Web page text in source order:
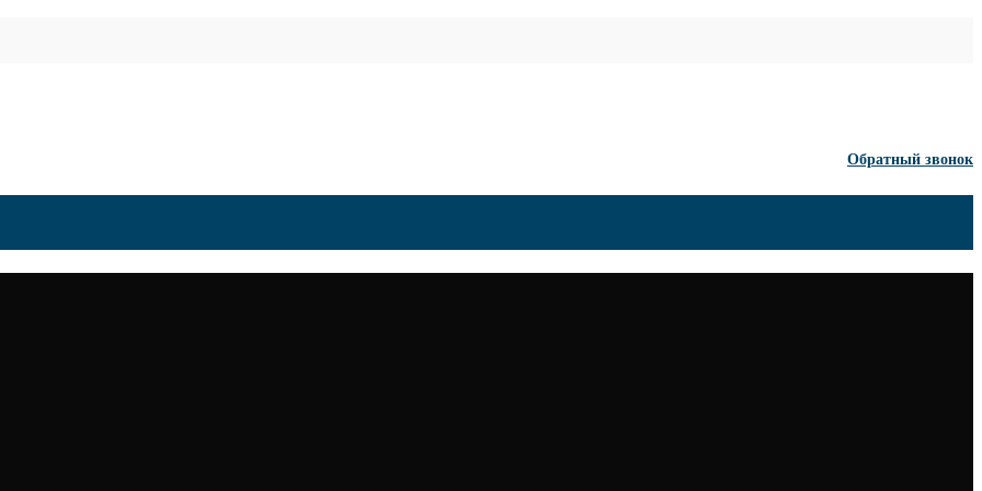
Обратный звонок